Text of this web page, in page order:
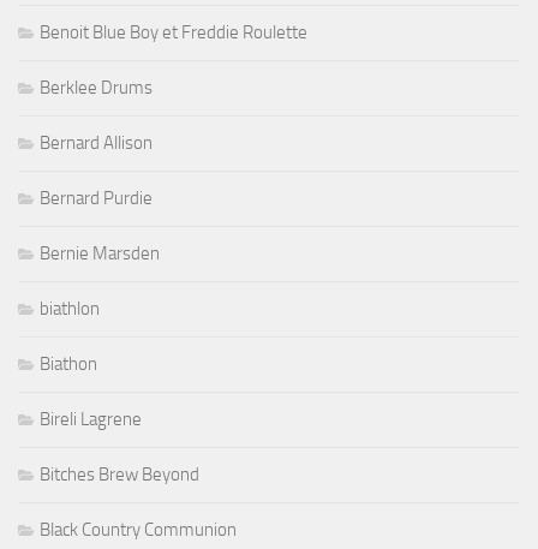
Benoit Blue Boy et Freddie Roulette
Berklee Drums
Bernard Allison
Bernard Purdie
Bernie Marsden
biathlon
Biathon
Bireli Lagrene
Bitches Brew Beyond
Black Country Communion